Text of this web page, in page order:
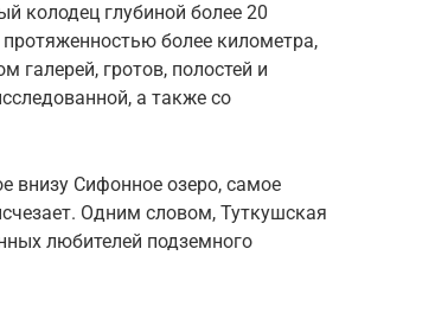
колодец глубиной более 20
более километра,
галерей, гротов, полостей и
а также со
внизу Сифонное озеро, самое
Одним словом, Туткушская
любителей подземного